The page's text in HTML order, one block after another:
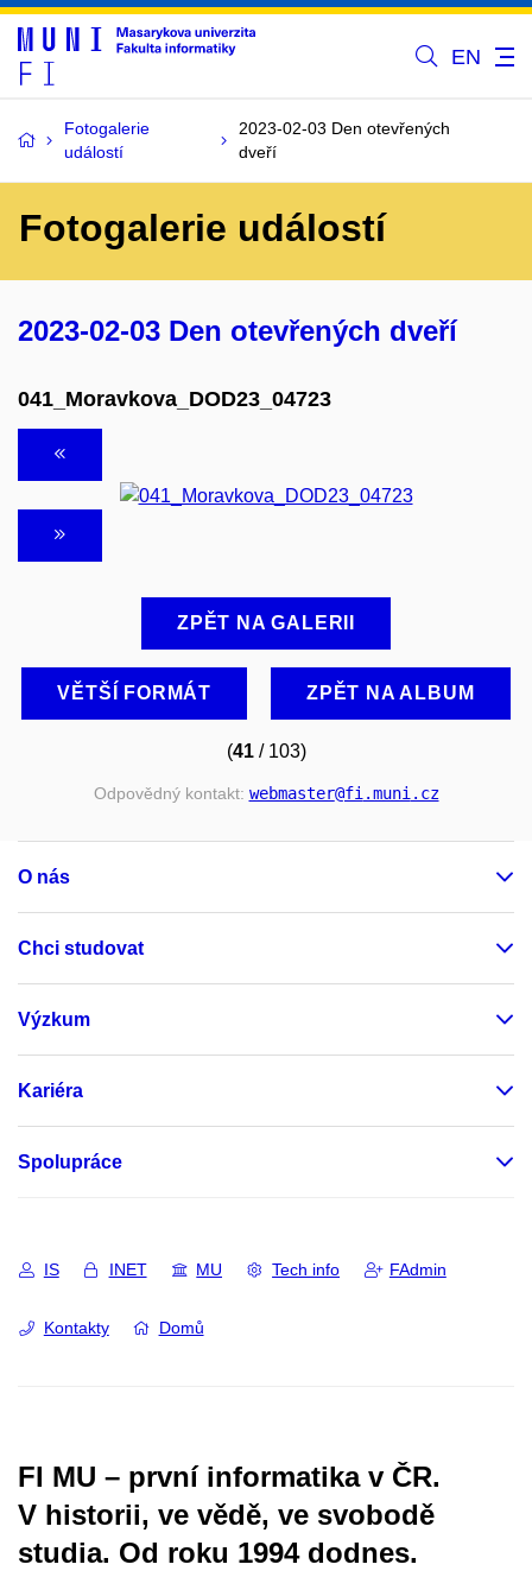
EN
Fotogalerie
událostí
2023-02-03 Den otevřených
dveří
Fotogalerie událostí
2023-02-03 Den otevřených dveří
041_Moravkova_DOD23_04723
ZPĚT NA GALERII
VĚTŠÍ FORMÁT ZPĚT NA ALBUM
(41/ 103)
Odpovědný kontakt: webmaster@fi.muni.cz
O nás
Chci studovat
Výzkum
Kariéra
Spolupráce
IS INET MU Tech info FAdmin
Kontakty Domů
FI MU – první informatika v ČR.
V historii, ve vědě, ve svobodě
studia. Od roku 1994 dodnes.